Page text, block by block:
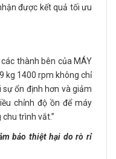
được kết quả tối ưu
thành bên của MÁY
9 kg 1400 rpm không chỉ
ổn định hơn và giảm
chỉnh độ ồn để máy
trình vắt.”
bảo thiệt hại do rò rỉ